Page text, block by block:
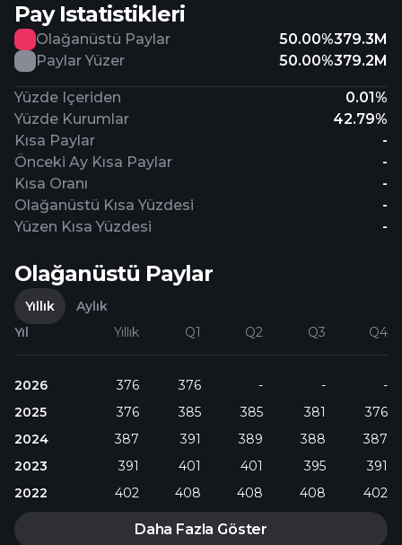
Pay Istatistikleri
Olağanüstü Paylar 50.00%379.3M
Paylar Yüzer
50.00%379.2M
Yüzde Içeriden
0.01%
Yüzde Kurumlar
42.79%
Kısa Paylar
-
Önceki Ay Kısa Paylar
-
Kısa Oranı
-
Olağanüstü Kısa Yüzdesi
-
Yüzen Kısa Yüzdesi
-
Olağanüstü Paylar
Yıllık
Aylık
Yıl
Yıllık Q1 Q2 Q3 Q4
2026 376 376 - -
-
2025
376 385 385 381
376
2024
387 391 389 388
387
2023
391 401 401 395
391
2022
402 408 408 408 402
Daha Fazla Göster